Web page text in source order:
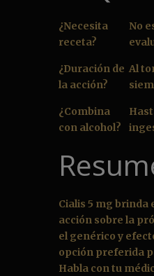
¿Necesita
receta?
No
¿Duración de
la acción?
Al
¿Combina
con alcohol?
Cialis 5 mg
acción sobre la
el genérico y
opción preferida
Habla con tu